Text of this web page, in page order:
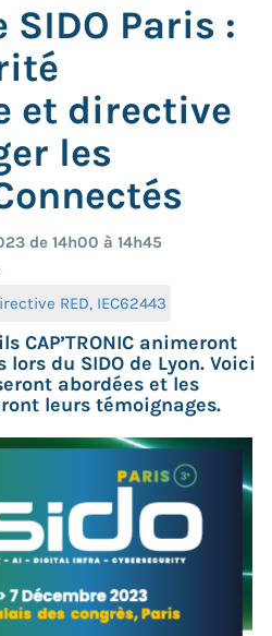
SIDO Paris :
et directive
les
de 14h00 à 14h45
RED, IEC62443
CAP’TRONIC animeront
du SIDO de Lyon. Voici
abordées et les
leurs témoignages.